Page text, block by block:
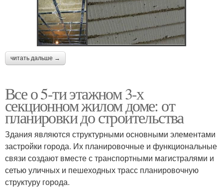
читать дальше →
Все о 5-ти этажном 3-х
секционном жилом доме: от
планировки до строительства
Здания являются структурными основными элементами
застройки города. Их планировочные и функциональные
связи создают вместе с транспортными магистралями и
сетью уличных и пешеходных трасс планировочную
структуру города.